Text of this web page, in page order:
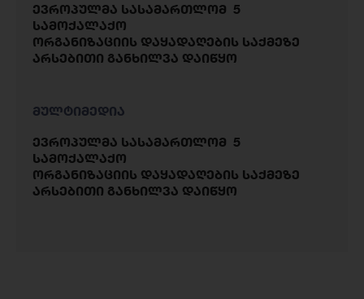
ევროპულმა სასამართლომ 5
სამოქალაქო
ორგანიზაციის დაყადაღების საქმეზე
არსებითი განხილვა დაიწყო
მულტიმედია
ევროპულმა სასამართლომ 5
სამოქალაქო
ორგანიზაციის დაყადაღების საქმეზე
არსებითი განხილვა დაიწყო